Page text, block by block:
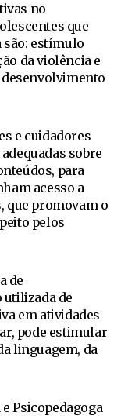
no
que
são: estímulo
da violência e
desenvolvimento
e cuidadores
sobre
para
acesso a
que promovam o
pelos
de
utilizada de
em atividades
pode estimular
linguagem, da
Psicopedagoga